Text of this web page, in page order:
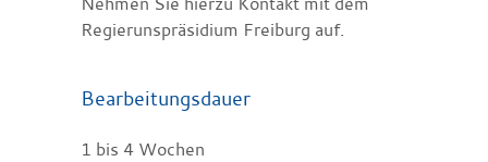
Regierunspräsidium Freiburg auf.
Bearbeitungsdauer
1 bis 4 Wochen